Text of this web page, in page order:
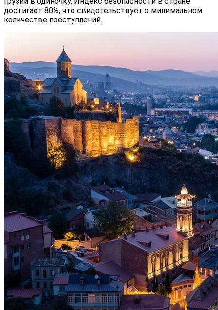
достигает 80%, что свидетельствует о минимальном
количестве преступлений.